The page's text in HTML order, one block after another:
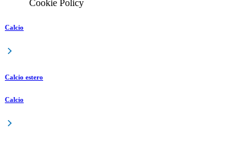
Cookie Policy
Calcio
Calcio estero
Calcio